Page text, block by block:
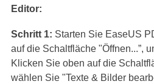
Editor:
Schritt 1: Starten Sie EaseUS
auf die Schaltfläche "Öffnen...”,
Klicken Sie oben auf die
wählen Sie "Texte & Bilder